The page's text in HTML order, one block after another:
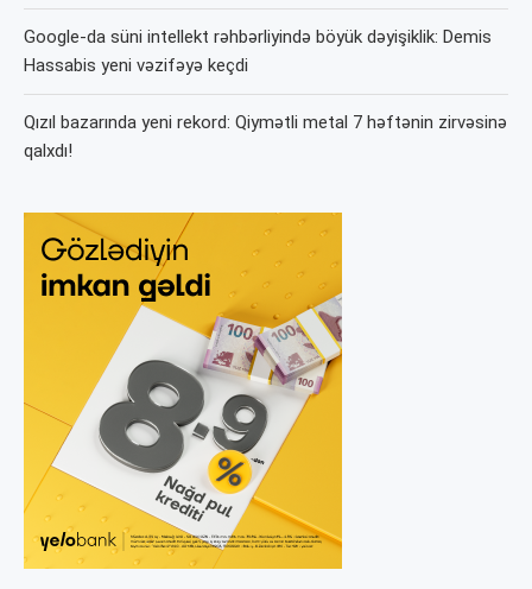
Google-da süni intellekt rəhbərliyində böyük dəyişiklik: Demis
Hassabis yeni vəzifəyə keçdi
Qızıl bazarında yeni rekord: Qiymətli metal 7 həftənin zirvəsinə
qalxdı!